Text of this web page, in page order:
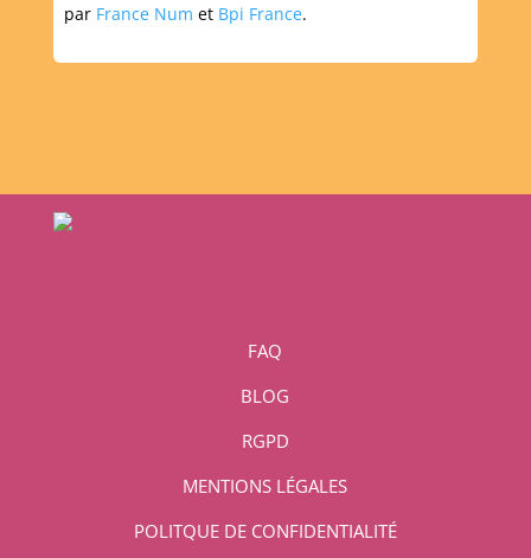
par France Num et Bpi France.
FAQ
BLOG
RGPD
MENTIONS LÉGALES
POLITQUE DE CONFIDENTIALITÉ